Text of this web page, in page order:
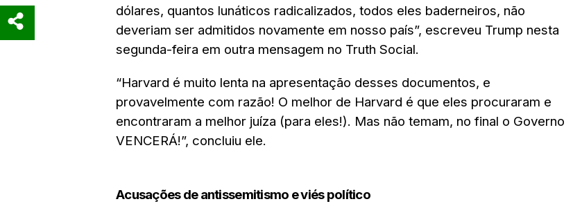
dólares, quantos lunáticos radicalizados, todos eles baderneiros, não
deveriam ser admitidos novamente em nosso país”, escreveu Trump nesta
segunda-feira em outra mensagem no Truth Social.
“Harvard é muito lenta na apresentação desses documentos, e
provavelmente com razão! O melhor de Harvard é que eles procuraram e
encontraram a melhor juíza (para eles!). Mas não temam, no final o Governo
VENCERÁ!”, concluiu ele.
Acusações de antissemitismo e viés político